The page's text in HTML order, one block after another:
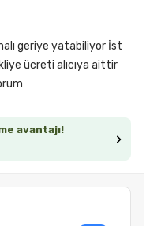
avantajı!
geriye yatabiliyor İst
ücreti alıcıya aittir